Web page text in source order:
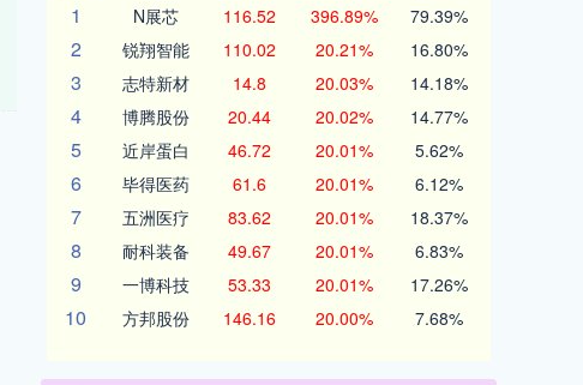
1
N展芯 116.52 396.89% 79.39%
2 锐翔智能 110.02 20.21% 16.80%
3 志特新材 14.8 20.03% 14.18%
4 博腾股份 20.44 20.02% 14.77%
5 近岸蛋白 46.72 20.01% 5.62%
6 毕得医药 61.6 20.01% 6.12%
7 五洲医疗 83.62 20.01% 18.37%
8 耐科装备 49.67 20.01% 6.83%
9 一博科技 53.33 20.01% 17.26%
10 方邦股份 146.16 20.00% 7.68%